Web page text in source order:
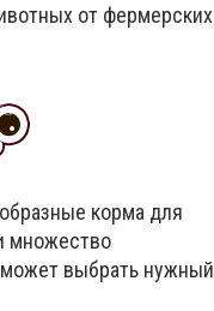
от фермерских
корма для
множество
выбрать нужный